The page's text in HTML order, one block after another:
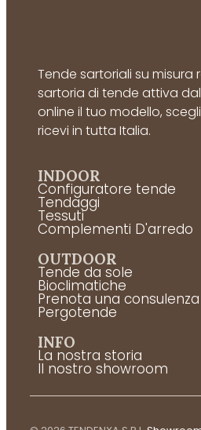
Tende sartoriali su misura
sartoria di tende attiva dal
online il tuo modello,
ricevi in tutta Italia.
INDOOR
Configuratore tende
Tendaggi
Tessuti
Complementi D'arredo
OUTDOOR
Tende da sole
Bioclimatiche
Prenota una
Pergotende
INFO
La nostra storia
Il nostro showroom